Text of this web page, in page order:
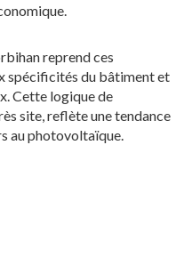
reprend ces
spécificités du bâtiment et
Cette logique de
site, reflète une tendance
au photovoltaïque.